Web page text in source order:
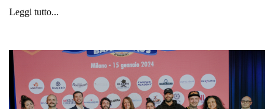
Leggi tutto...